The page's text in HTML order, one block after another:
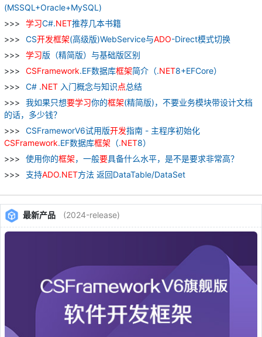
(MSSQL+Oracle+MySQL)
学习C#.NET推荐几本书籍
CS开发框架(高级版)WebService与ADO-Direct模式切换
学习版（精简版）与基础版区别
CSFramework.EF数据库框架简介（.NET8+EFCore）
C# .NET 入门概念与知识点总结
我如果只想要学习你的框架(精简版)，不要业务模块带设计文档
的话，多少钱？
CSFrameworV6试用版开发指南 - 主程序初始化
CSFramework.EF数据库框架 （.NET8）
使用你的框架，一般要具备什么水平，是不是要求非常高？
支持ADO.NET方法 返回DataTable/DataSet
最新产品 (2024-release)